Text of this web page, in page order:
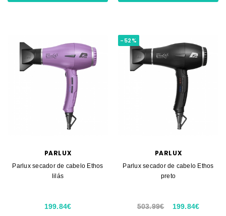
PARLUX
Parlux secador de cabelo Ethos
lilás
199.84€
-52%
PARLUX
Parlux secador de cabelo Ethos
preto
503.99€ 199.84€